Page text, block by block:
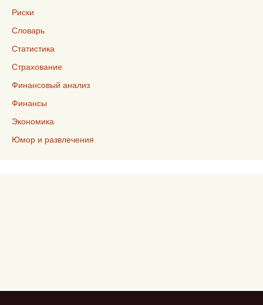
Риски
Словарь
Статистика
Страхование
Финансовый анализ
Финансы
Экономика
Юмор и развлечения